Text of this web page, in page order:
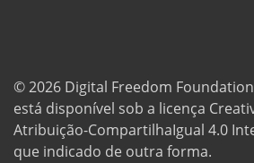
© 2026 Digital Freedom Foundation
está disponível sob a licença
Atribuição-CompartilhaIgual 4.0
que indicado de outra forma.